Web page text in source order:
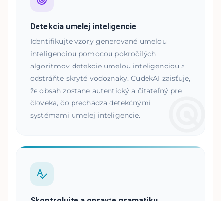
Detekcia umelej inteligencie
Identifikujte vzory generované umelou
inteligenciou pomocou pokročilých
algoritmov detekcie umelou inteligenciou a
odstráňte skryté vodoznaky. CudekAI zaisťuje,
že obsah zostane autentický a čitateľný pre
človeka, čo prechádza detekčnými
systémami umelej inteligencie.